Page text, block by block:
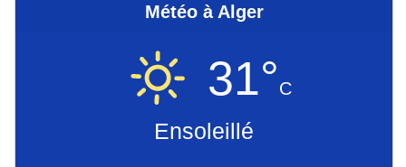
Météo à Alger
31°C
Ensoleillé